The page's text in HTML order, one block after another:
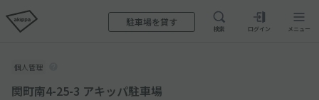
駐車場を貸す
検索 ログイン メニュー
個人管理
関町南4-25-3 アキッパ駐車場